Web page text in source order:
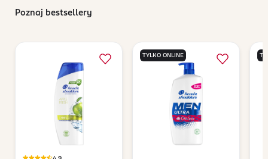
Poznaj bestsellery
TYLKO ONLINE